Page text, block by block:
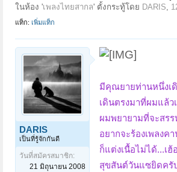
ในห้อง 'เพลงไทยสากล' ตั้งกระทู้โดย DARIS,
แท็ก: เพิ่มแท็ก
DARIS
เป็นที่รู้จักกันดี
วันที่สมัครสมาชิก:
21 มิถุนายน 2008
มีคุณยายท่านหนึ่งเ
เดินตรงมาที่ผมแล้ว
ผมพยายามที่จะสรร
อยากจะร้องเพลงค
ก็แต่งเนื้อไม่ได้...เฮ้
สุขสันต์วันแซยิดครั